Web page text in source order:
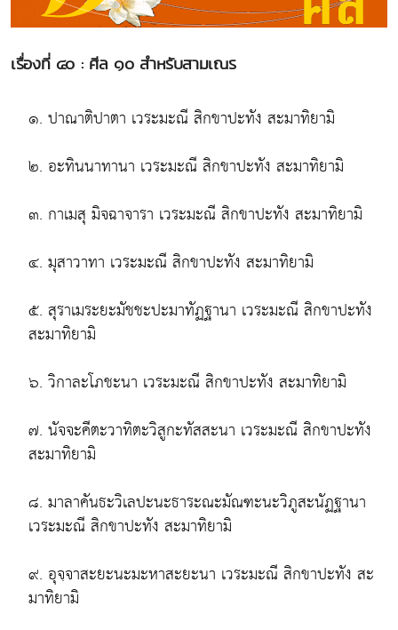
เรื่องที่ ๔๐ : ศีล ๑๐ สำหรับสามเณร
๑. ปาณาติปาตา เวระมะณี สิกขาปะทัง สะมาทิยามิ
๒. อะทินนาทานา เวระมะณี สิกขาปะทัง สะมาทิยามิ
๓. กาเมสุ มิจฉาจารา เวระมะณี สิกขาปะทัง สะมาทิยามิ
๔. มุสาวาทา เวระมะณี สิกขาปะทัง สะมาทิยามิ
๕. สุราเมระยะมัชชะปะมาทัฏฐานา เวระมะณี สิกขาปะทัง
สะมาทิยามิ
๖. วิกาละโภชะนา เวระมะณี สิกขาปะทัง สะมาทิยามิ
๗. นัจจะคีตะวาทิตะวิสูกะทัสสะนา เวระมะณี สิกขาปะทัง
สะมาทิยามิ
๘. มาลาคันธะวิเลปะนะธาระณะมัณฑะนะวิภูสะนัฏฐานา
เวระมะณี สิกขาปะทัง สะมาทิยามิ
๙. อุจฺจาสะยะนะมะหาสะยะนา เวระมะณี สิกขาปะทัง สะ
มาทิยามิ